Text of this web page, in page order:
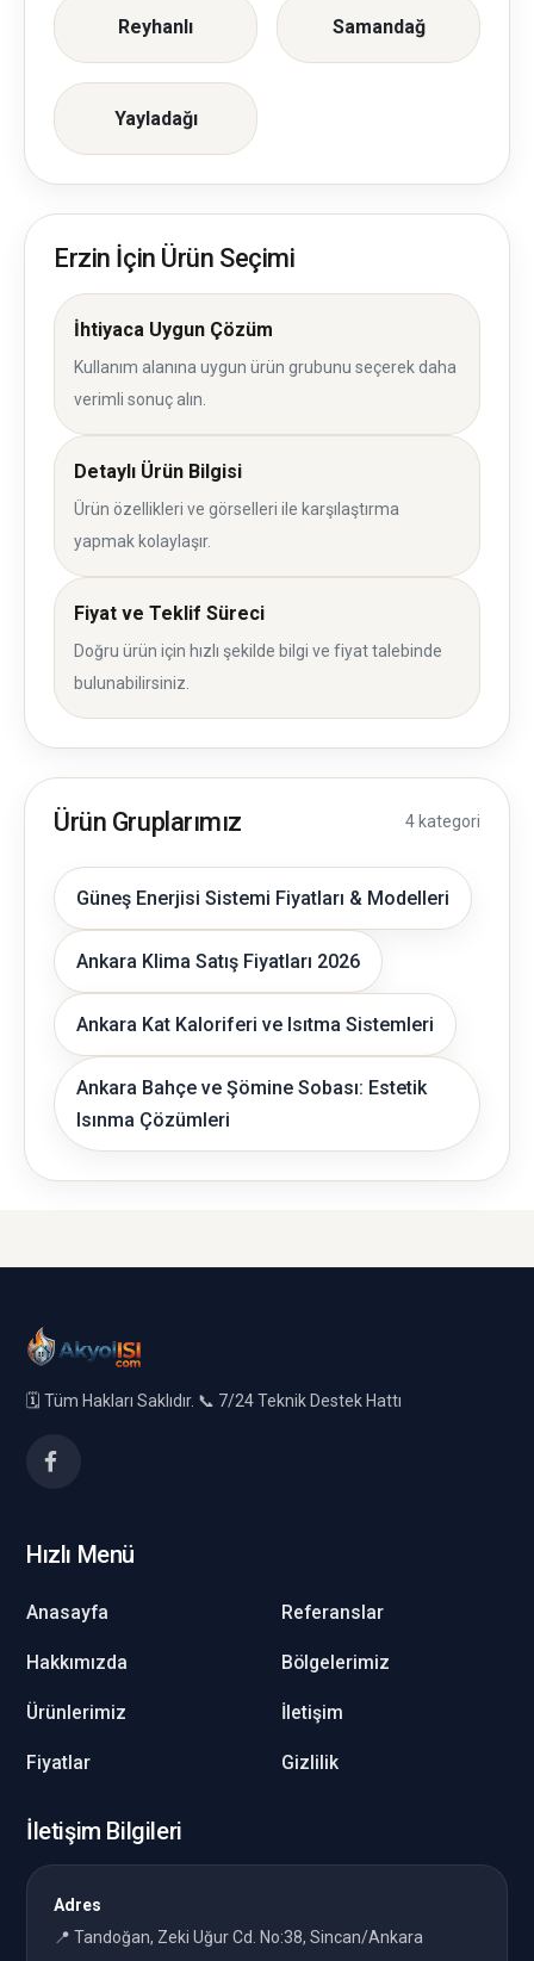
Reyhanlı Samandağ
Yayladağı
Erzin İçin Ürün Seçimi
İhtiyaca Uygun Çözüm
Kullanım alanına uygun ürün grubunu seçerek daha
verimli sonuç alın.
Detaylı Ürün Bilgisi
Ürün özellikleri ve görselleri ile karşılaştırma
yapmak kolaylaşır.
Fiyat ve Teklif Süreci
Doğru ürün için hızlı şekilde bilgi ve fiyat talebinde
bulunabilirsiniz.
Ürün Gruplarımız 4 kategori
Güneş Enerjisi Sistemi Fiyatları & Modelleri
Ankara Klima Satış Fiyatları 2026
Ankara Kat Kaloriferi ve Isıtma Sistemleri
Ankara Bahçe ve Şömine Sobası: Estetik
Isınma Çözümleri
🗓️ Tüm Hakları Saklıdır. 📞 7/24 Teknik Destek Hattı
Hızlı Menü
Anasayfa
Hakkımızda
Ürünlerimiz
Fiyatlar
Referanslar
Bölgelerimiz
İletişim
Gizlilik
İletişim Bilgileri
Adres
📍 Tandoğan, Zeki Uğur Cd. No:38, Sincan/Ankara